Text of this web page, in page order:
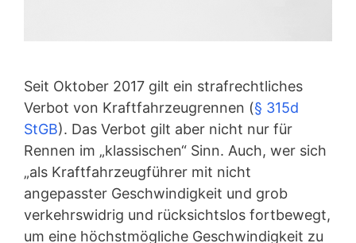
Seit Oktober 2017 gilt ein strafrechtliches
Verbot von Kraftfahrzeugrennen (§ 315d
StGB). Das Verbot gilt aber nicht nur für
Rennen im „klassischen“ Sinn. Auch, wer sich
„als Kraftfahrzeugführer mit nicht
angepasster Geschwindigkeit und grob
verkehrswidrig und rücksichtslos fortbewegt,
um eine höchstmögliche Geschwindigkeit zu